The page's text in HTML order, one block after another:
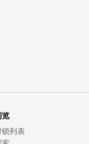
览
锁列表